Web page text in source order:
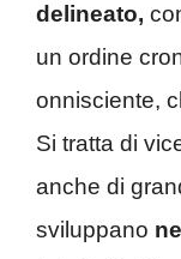
delineato,
un ordine
onnisciente,
Si tratta di
anche di
sviluppano